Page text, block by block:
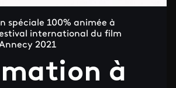
spéciale 100% animée à
international du film
2021
à